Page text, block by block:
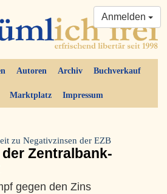
Autoren Archiv Buchverkauf
Marktplatz Impressum
Anmelden
zu Negativzinsen der EZB
Zentralbank-
gegen den Zins